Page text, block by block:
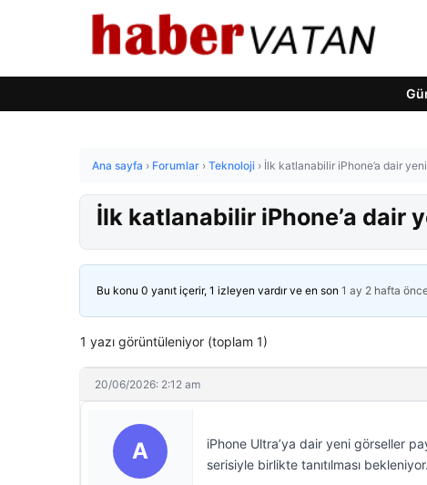
Ana sayfa › Forumlar › Teknoloji › İlk katlanabilir iPhone’a dair
İlk katlanabilir iPhone’a dair
Bu konu 0 yanıt içerir, 1 izleyen vardır ve en son 1 ay 2 hafta
1 yazı görüntüleniyor (toplam 1)
20/06/2026: 2:12 am
A
iPhone Ultra’ya dair yeni görseller
serisiyle birlikte tanıtılması bekleniyor.